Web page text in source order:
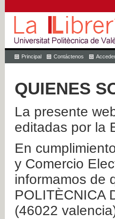
Principal Contáctenos
QUIENES
La presente
editadas por la
En
y Comercio
informamos de
POLITÈCNICA
(46022